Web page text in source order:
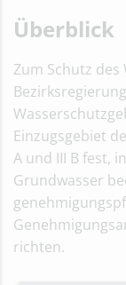
Überblick
Zum Schutz
Einzugsgebiet
A und III B fest,
Grundwasser
richten.